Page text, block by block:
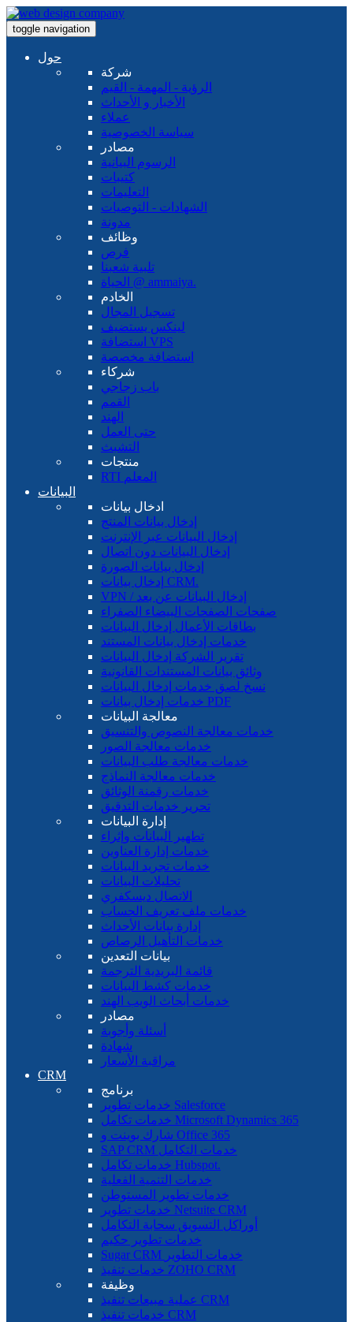
toggle navigation
حول
شركة
الرؤية - المهمة - القيم
الأخبار و الأحداث
عملاء
سياسة الخصوصية
مصادر
الرسوم البيانية
كتيبات
التعليمات
الشهادات - التوصيات
مدونة
وظائف
فرص
تلبية شعبنا
الحياة @ ammaiya.
الخادم
تسجيل المجال
لينكس يستضيف
استضافة VPS
استضافة مخصصة
شركاء
باب زجاجي
القمم
الهند
حتى العمل
التشبث
منتجات
RTI المعلم
البيانات
ادخال بيانات
إدخال بيانات المنتج
إدخال البيانات عبر الإنترنت
إدخال البيانات دون اتصال
إدخال بيانات الصورة
إدخال بيانات CRM.
VPN / إدخال البيانات عن بعد
صفحات الصفحات البيضاء الصفراء
بطاقات الأعمال إدخال البيانات
خدمات إدخال بيانات المستند
تقرير الشركة إدخال البيانات
وثائق بيانات المستندات القانونية
نسخ لصق خدمات إدخال البيانات
خدمات إدخال بيانات PDF
معالجة البيانات
خدمات معالجة النصوص والتنسيق
خدمات معالجة الصور
خدمات معالجة طلب البيانات
خدمات معالجة النماذج
خدمات رقمنة الوثائق
تحرير خدمات التدقيق
إدارة البيانات
تطهير البيانات وإثراء
خدمات إدارة العناوين
خدمات تجريد البيانات
تحليلات البيانات
الاتصال ديسكفري
خدمات ملف تعريف الحساب
إدارة بيانات الأحداث
خدمات التأهيل الرصاص
بيانات التعدين
قائمة البريدية الترجمة
خدمات كشط البيانات
خدمات أبحاث الويب الهند
مصادر
أسئلة وأجوبة
شهادة
مراقبة الأسعار
CRM
برنامج
خدمات تطوير Salesforce
خدمات تكامل Microsoft Dynamics 365
شارك بوينت و Office 365
SAP CRM خدمات التكامل
خدمات تكامل Hubspot.
خدمات التنمية الفعلية
خدمات تطوير المستوطن
خدمات تطوير Netsuite CRM
أوراكل التسويق سحابة التكامل
خدمات تطوير حكيم
Sugar CRM خدمات التطوير
خدمات تنفيذ ZOHO CRM
وظيفة
عملية مبيعات تنفيذ CRM
خدمات تنفيذ CRM